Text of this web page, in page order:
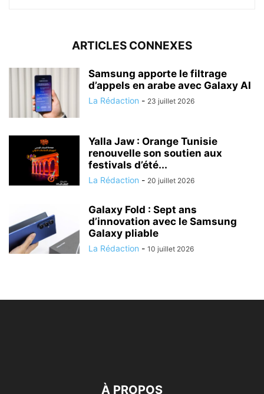
ARTICLES CONNEXES
Samsung apporte le filtrage
d’appels en arabe avec Galaxy AI
La Rédaction - 23 juillet 2026
Yalla Jaw : Orange Tunisie
renouvelle son soutien aux
festivals d’été...
La Rédaction - 20 juillet 2026
Galaxy Fold : Sept ans
d’innovation avec le Samsung
Galaxy pliable
La Rédaction - 10 juillet 2026
À PROPOS